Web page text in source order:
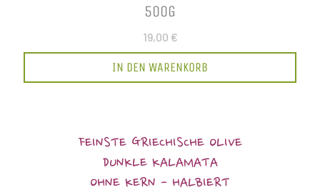
500G
19,00 €
IN DEN WARENKORB
FEINSTE GRIECHISCHE OLIVE
DUNKLE KALAMATA
OHNE KERN - HALBIERT